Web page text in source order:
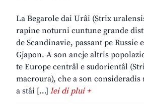
La Begarole dai Urâi (Strix
rapine noturni cuntune grande
de Scandinavie, passant pe Russie
Gjapon. A son ancje altris
te Europe centrâl e sudorientâl
macroura), che a son
a stâi […] lei di plui +